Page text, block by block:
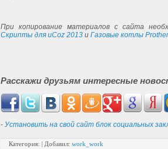
При копирование материалов с сайта
Скрипты для uCoz 2013 и Газовые котлы
Расскажи друзьям интересные
- Установить на свой сайт блок социальных
Категория: | Добавил: work_work